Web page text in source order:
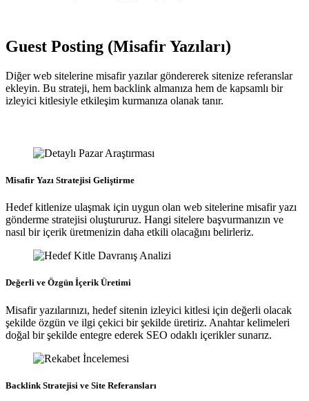
Guest Posting (Misafir Yazıları)
Diğer web sitelerine misafir yazılar göndererek sitenize referanslar
ekleyin. Bu strateji, hem backlink almanıza hem de kapsamlı bir
izleyici kitlesiyle etkileşim kurmanıza olanak tanır.
Misafir Yazı Stratejisi Geliştirme
Hedef kitlenize ulaşmak için uygun olan web sitelerine misafir yazı
gönderme stratejisi oluştururuz. Hangi sitelere başvurmanızın ve
nasıl bir içerik üretmenizin daha etkili olacağını belirleriz.
Değerli ve Özgün İçerik Üretimi
Misafir yazılarınızı, hedef sitenin izleyici kitlesi için değerli olacak
şekilde özgün ve ilgi çekici bir şekilde üretiriz. Anahtar kelimeleri
doğal bir şekilde entegre ederek SEO odaklı içerikler sunarız.
Backlink Stratejisi ve Site Referansları